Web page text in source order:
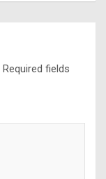
Required fields